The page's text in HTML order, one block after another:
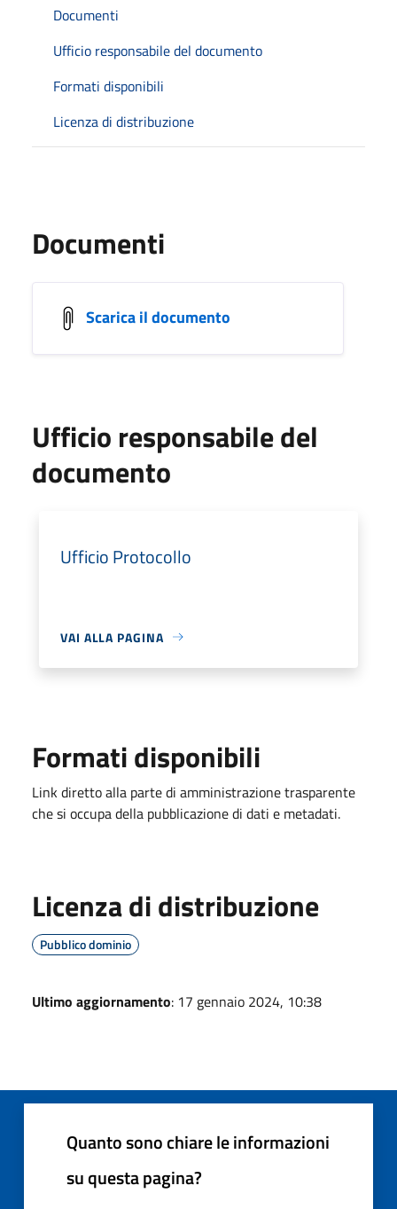
Documenti
Ufficio responsabile del documento
Formati disponibili
Licenza di distribuzione
Documenti
Scarica il documento
Ufficio responsabile del
documento
Ufficio Protocollo
VAI ALLA PAGINA
Formati disponibili
Link diretto alla parte di amministrazione trasparente
che si occupa della pubblicazione di dati e metadati.
Licenza di distribuzione
Pubblico dominio
Ultimo aggiornamento: 17 gennaio 2024, 10:38
Quanto sono chiare le informazioni
su questa pagina?